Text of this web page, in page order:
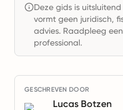
Deze gids is
vormt geen juridisch,
advies. Raadpleeg
professional.
GESCHREVEN DOOR
Lucas Botzen